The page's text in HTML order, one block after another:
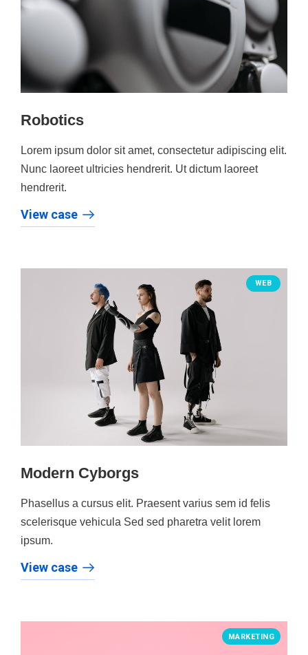
Robotics
Lorem ipsum dolor sit amet, consectetur adipiscing elit.
Nunc laoreet ultricies hendrerit. Ut dictum laoreet
hendrerit.
View case
WEB
Modern Cyborgs
Phasellus a cursus elit. Praesent varius sem id felis
scelerisque vehicula Sed sed pharetra velit lorem
ipsum.
View case
MARKETING